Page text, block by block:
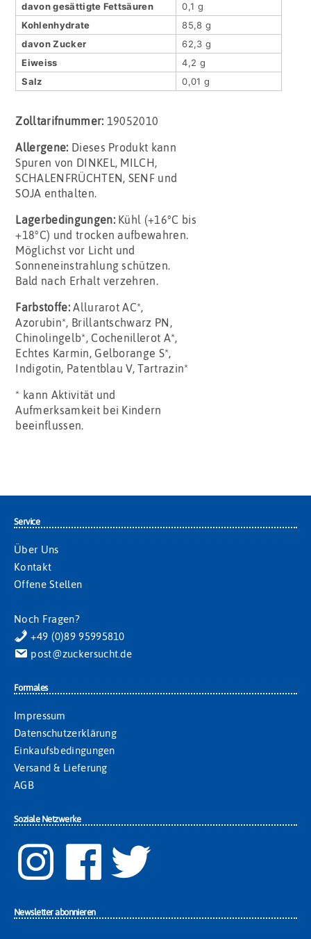
davon gesättigte Fettsäuren
0,1 g
Kohlenhydrate
85,8 g
davon Zucker
62,3 g
Eiweiss
4,2 g
Salz
0,01 g
Zolltarifnummer: 19052010
Allergene: Dieses Produkt kann
Spuren von DINKEL, MILCH,
SCHALENFRÜCHTEN, SENF und
SOJA enthalten.
Lagerbedingungen: Kühl (+16°C bis
+18°C) und trocken aufbewahren.
Möglichst vor Licht und
Sonneneinstrahlung schützen.
Bald nach Erhalt verzehren.
Farbstoffe:Allurarot AC*,
Azorubin*, Brillantschwarz PN,
Chinolingelb*, Cochenillerot A*,
Echtes Karmin, Gelborange S*,
Indigotin, Patentblau V, Tartrazin*
* kann Aktivität und
Aufmerksamkeit bei Kindern
beeinflussen.
Service
Über Uns
Kontakt
Offene Stellen
Noch Fragen?
+49 (0)89 95995810
post@zuckersucht.de
Formales
Impressum
Datenschutzerklärung
Einkaufsbedingungen
Versand & Lieferung
AGB
Soziale Netzwerke
Newsletter abonnieren